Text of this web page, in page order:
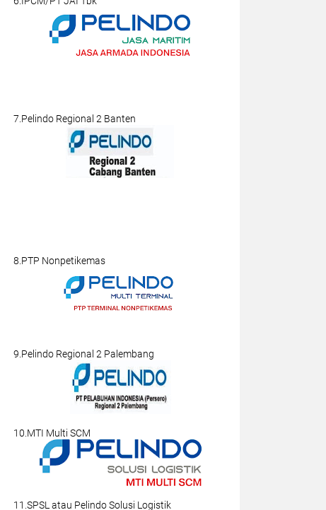
7.Pelindo Regional 2 Banten
8.PTP Nonpetikemas
9.Pelindo Regional 2 Palembang
10.MTI Multi SCM
11.SPSL atau Pelindo Solusi Logistik